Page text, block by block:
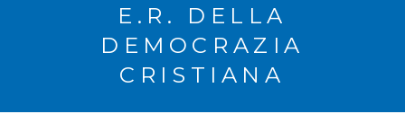
E.R. DELLA
DEMOCRAZIA
CRISTIANA